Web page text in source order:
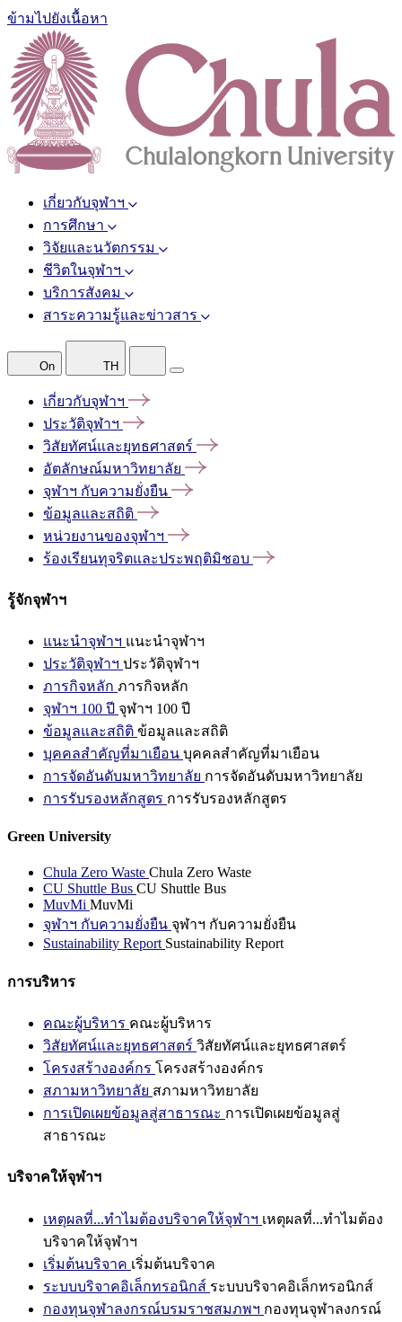
ข้ามไปยังเนื้อหา
เกี่ยวกับจุฬาฯ
การศึกษา
วิจัยและนวัตกรรม
ชีวิตในจุฬาฯ
บริการสังคม
สาระความรู้และข่าวสาร
On TH
เกี่ยวกับจุฬาฯ
ประวัติจุฬาฯ
วิสัยทัศน์และยุทธศาสตร์
อัตลักษณ์มหาวิทยาลัย
จุฬาฯ กับความยั่งยืน
ข้อมูลและสถิติ
หน่วยงานของจุฬาฯ
ร้องเรียนทุจริตและประพฤติมิชอบ
รู้จักจุฬาฯ
แนะนำจุฬาฯ แนะนำจุฬาฯ
ประวัติจุฬาฯ ประวัติจุฬาฯ
ภารกิจหลัก ภารกิจหลัก
จุฬาฯ 100 ปี จุฬาฯ 100 ปี
ข้อมูลและสถิติ ข้อมูลและสถิติ
บุคคลสำคัญที่มาเยือน บุคคลสำคัญที่มาเยือน
การจัดอันดับมหาวิทยาลัย การจัดอันดับมหาวิทยาลัย
การรับรองหลักสูตร การรับรองหลักสูตร
Green University
Chula Zero Waste Chula Zero Waste
CU Shuttle Bus CU Shuttle Bus
MuvMi MuvMi
จุฬาฯ กับความยั่งยืน จุฬาฯ กับความยั่งยืน
Sustainability Report Sustainability Report
การบริหาร
คณะผู้บริหาร คณะผู้บริหาร
วิสัยทัศน์และยุทธศาสตร์ วิสัยทัศน์และยุทธศาสตร์
โครงสร้างองค์กร โครงสร้างองค์กร
สภามหาวิทยาลัย สภามหาวิทยาลัย
การเปิดเผยข้อมูลสู่สาธารณะ การเปิดเผยข้อมูลสู่
สาธารณะ
บริจาคให้จุฬาฯ
เหตุผลที่...ทำไมต้องบริจาคให้จุฬาฯ เหตุผลที่...ทำไมต้อง
บริจาคให้จุฬาฯ
เริ่มต้นบริจาค เริ่มต้นบริจาค
ระบบบริจาคอิเล็กทรอนิกส์ ระบบบริจาคอิเล็กทรอนิกส์
กองทุนจุฬาลงกรณ์บรมราชสมภพฯ กองทุนจุฬาลงกรณ์